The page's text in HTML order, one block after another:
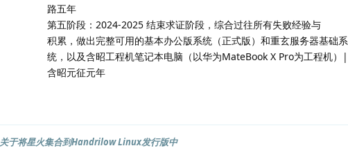
路五年
第五阶段：2024-2025 结束求证阶段，综合过往所有失败经验与
积累，做出完整可用的基本办公版系统（正式版）和重玄服务器基础系
统，以及含昭工程机笔记本电脑（以华为MateBook X Pro为工程机）|
含昭元征元年
关于将星火集合到Handrilow Linux发行版中